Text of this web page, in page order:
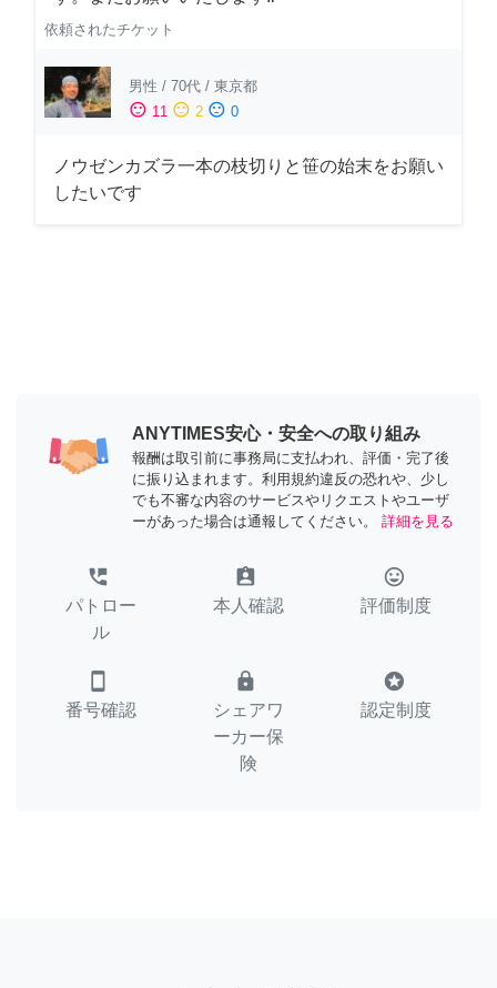
依頼されたチケット
男性 / 70代 / 東京都
sentiment_satisfied 11 sentiment_neutral 2 sentiment_dissatisfied 0
ノウゼンカズラ一本の枝切りと笹の始末をお願い
したいです
ANYTIMES安心・安全への取り組み
報酬は取引前に事務局に支払われ、評価・完了後
に振り込まれます。利用規約違反の恐れや、少し
でも不審な内容のサービスやリクエストやユーザ
ーがあった場合は通報してください。
詳細を見る
perm_phone_msg
パトロー
ル
assignment_ind
本人確認
tag_faces
評価制度
smartphone
番号確認
lock
シェアワ
ーカー保
険
stars
認定制度